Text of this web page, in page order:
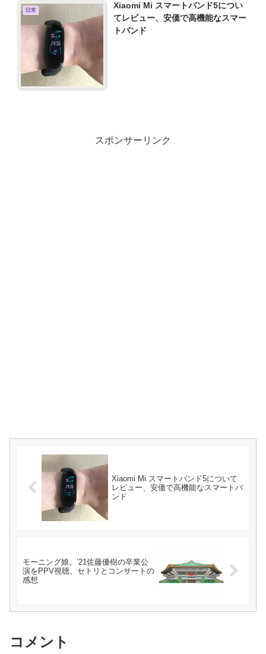
日常
Xiaomi Mi スマートバンド5につい
てレビュー、安価で高機能なスマー
トバンド
スポンサーリンク
Xiaomi Mi スマートバンド5について
レビュー、安価で高機能なスマートバ
ンド
モーニング娘。’21佐藤優樹の卒業公
演をPPV視聴、セトリとコンサートの
感想
コメント